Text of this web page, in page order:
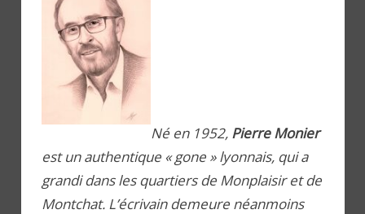
Né en 1952, Pierre Monier
est un authentique « gone » lyonnais, qui a
grandi dans les quartiers de Monplaisir et de
Montchat. L’écrivain demeure néanmoins